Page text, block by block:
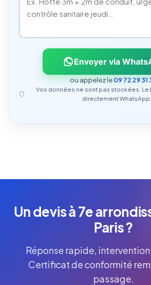
Envoyer via
ou appelez le09 72 29 31
Vos données ne sont pas stockées. Le
directement WhatsApp.
Un devis à 7e
Paris ?
Réponse rapide,
Certificat de conformité
passage.